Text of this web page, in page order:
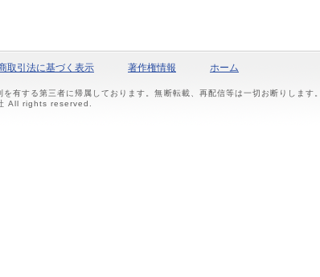
取引法に基づく表示 著作権情報 ホーム
有する第三者に帰属しております。無断転載、再配信等は一切お断りします。
All rights reserved.